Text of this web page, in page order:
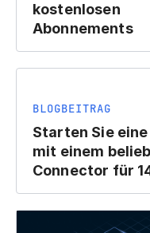
kostenlosen
Abonnements
BLOGBEITRAG
Starten Sie
mit einem
Connector für